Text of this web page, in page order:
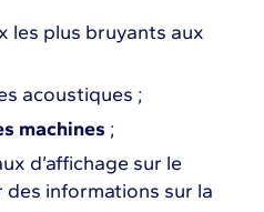
les plus bruyants aux
acoustiques ;
machines ;
d’affichage sur le
informations sur la